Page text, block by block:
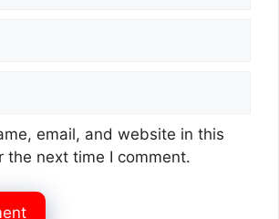
email, and website in this
the next time I comment.